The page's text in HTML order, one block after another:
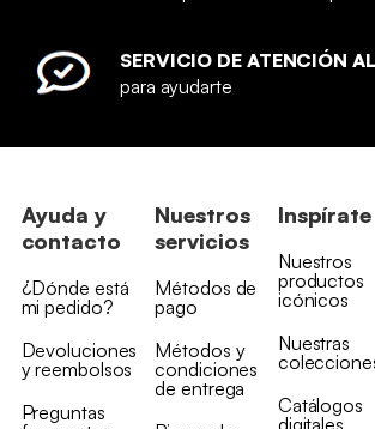
SERVICIO DE ATENCIÓN
para ayudarte
Ayuda y
contacto
¿Dónde está
mi pedido?
Devoluciones
y reembolsos
Preguntas
Nuestros
servicios
Métodos de
pago
Métodos y
condiciones
de entrega
Inspírate
Nuestros
productos
icónicos
Nuestras
Catálogos
digitales